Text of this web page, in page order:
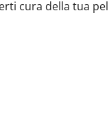
cura della tua